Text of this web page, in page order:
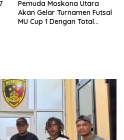
Pemuda Moskona Utara
Akan Gelar Turnamen Futsal
MU Cup 1 Dengan Total